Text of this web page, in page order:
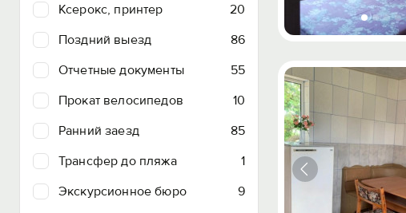
Ксерокс, принтер
20
Поздний выезд
86
Отчетные документы
55
Прокат велосипедов
10
Ранний заезд
85
Трансфер до пляжа
1
Экскурсионное бюро
9